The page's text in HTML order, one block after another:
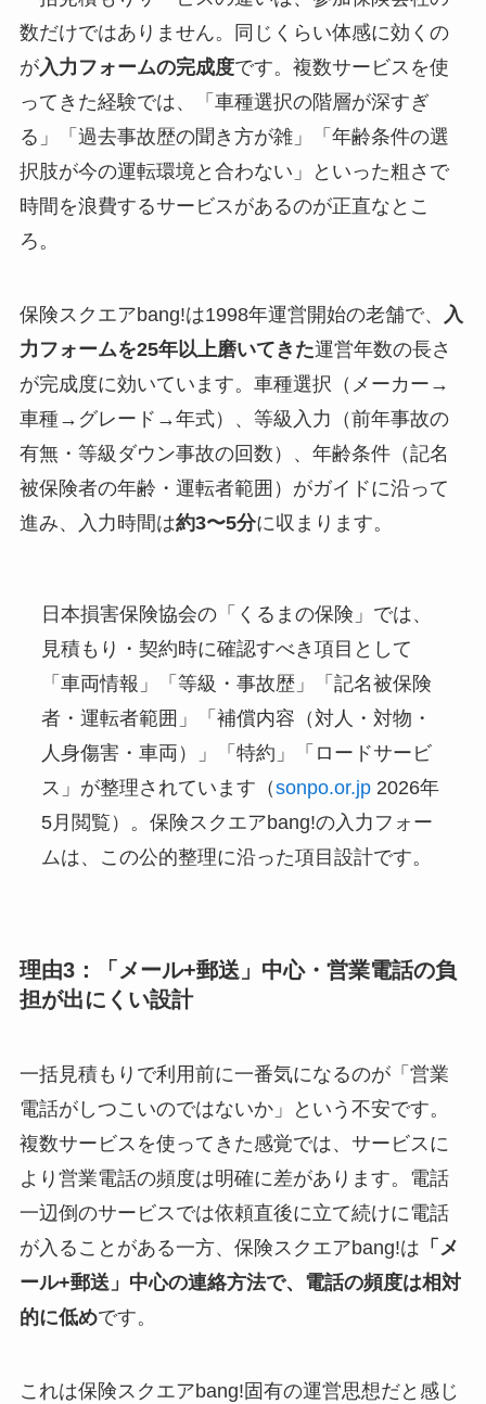
数だけではありません。同じくらい体感に効くの
が入力フォームの完成度です。複数サービスを使
ってきた経験では、「車種選択の階層が深すぎ
る」「過去事故歴の聞き方が雑」「年齢条件の選
択肢が今の運転環境と合わない」といった粗さで
時間を浪費するサービスがあるのが正直なとこ
ろ。
保険スクエアbang!は1998年運営開始の老舗で、
入
力フォームを25年以上磨いてきた運営年数の長さ
が完成度に効いています。車種選択（メーカー→
車種→グレード→年式）、等級入力（前年事故の
有無・等級ダウン事故の回数）、年齢条件（記名
被保険者の年齢・運転者範囲）がガイドに沿って
進み、入力時間は約3〜5分に収まります。
日本損害保険協会の「くるまの保険」では、
見積もり・契約時に確認すべき項目として
「車両情報」「等級・事故歴」「記名被保険
者・運転者範囲」「補償内容（対人・対物・
人身傷害・車両）」「特約」「ロードサービ
ス」が整理されています（sonpo.or.jp2026年
5月閲覧）。保険スクエアbang!の入力フォー
ムは、この公的整理に沿った項目設計です。
理由3：「メール+郵送」中心・営業電話の負
担が出にくい設計
一括見積もりで利用前に一番気になるのが「営業
電話がしつこいのではないか」という不安です。
複数サービスを使ってきた感覚では、サービスに
より営業電話の頻度は明確に差があります。電話
一辺倒のサービスでは依頼直後に立て続けに電話
が入ることがある一方、保険スクエアbang!は 「メ
ール+郵送」中心の連絡方法で、電話の頻度は相対
的に低めです。
これは保険スクエアbang!固有の運営思想だと感じ